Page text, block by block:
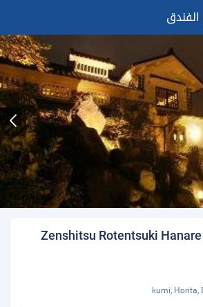
Zenshitsu Rotentsuki Hanare